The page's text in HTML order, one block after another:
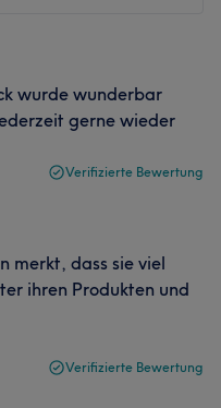
wurde wunderbar
gerne wieder
Verifizierte Bewertung
merkt, dass sie viel
ihren Produkten und
Verifizierte Bewertung